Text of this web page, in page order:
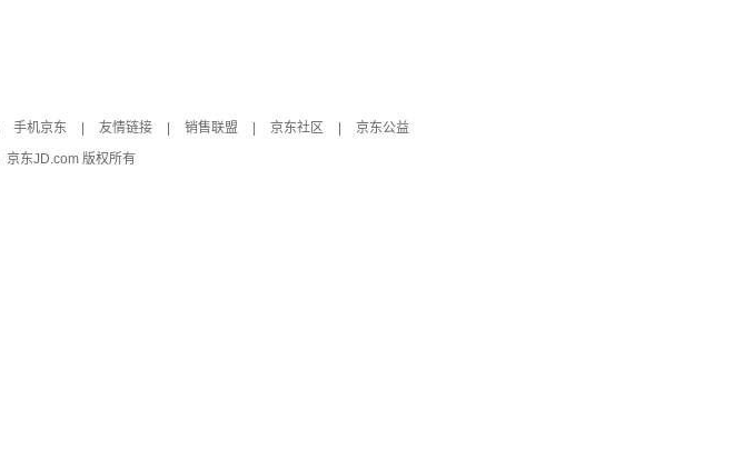
手机京东 友情链接 销售联盟 京东社区
京东公益
京东JD.com 版权所有